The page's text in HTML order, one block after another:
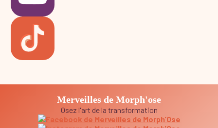
Merveilles de Morph'ose
Osez l'art de la transformation